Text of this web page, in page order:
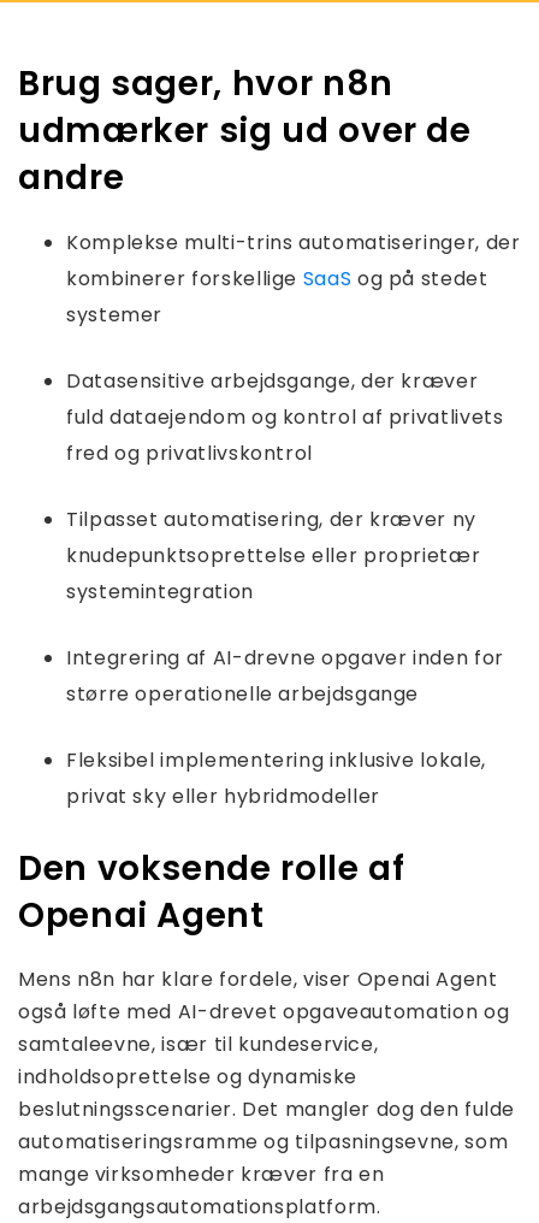
Brug sager, hvor n8n
udmærker sig ud over de
andre
Komplekse multi-trins automatiseringer, der
kombinerer forskellige SaaS og på stedet
systemer
Datasensitive arbejdsgange, der kræver
fuld dataejendom og kontrol af privatlivets
fred og privatlivskontrol
Tilpasset automatisering, der kræver ny
knudepunktsoprettelse eller proprietær
systemintegration
Integrering af AI-drevne opgaver inden for
større operationelle arbejdsgange
Fleksibel implementering inklusive lokale,
privat sky eller hybridmodeller
Den voksende rolle af
Openai Agent
Mens n8n har klare fordele, viser Openai Agent
også løfte med AI-drevet opgaveautomation og
samtaleevne, især til kundeservice,
indholdsoprettelse og dynamiske
beslutningsscenarier. Det mangler dog den fulde
automatiseringsramme og tilpasningsevne, som
mange virksomheder kræver fra en
arbejdsgangsautomationsplatform.